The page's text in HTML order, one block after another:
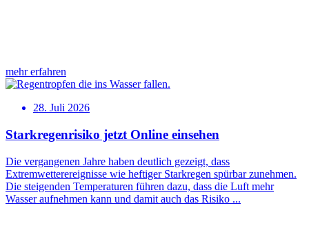
mehr erfahren
28. Juli 2026
Starkregenrisiko jetzt Online einsehen
Die vergangenen Jahre haben deutlich gezeigt, dass
Extremwetterereignisse wie heftiger Starkregen spürbar zunehmen.
Die steigenden Temperaturen führen dazu, dass die Luft mehr
Wasser aufnehmen kann und damit auch das Risiko ...